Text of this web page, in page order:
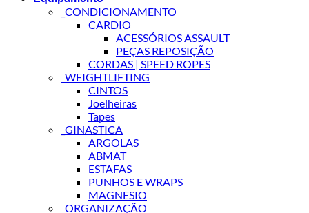
_CONDICIONAMENTO
CARDIO
ACESSÓRIOS ASSAULT
PEÇAS REPOSIÇÃO
CORDAS | SPEED ROPES
_WEIGHTLIFTING
CINTOS
Joelheiras
Tapes
_GINASTICA
ARGOLAS
ABMAT
ESTAFAS
PUNHOS E WRAPS
MAGNESIO
_ORGANIZAÇÃO